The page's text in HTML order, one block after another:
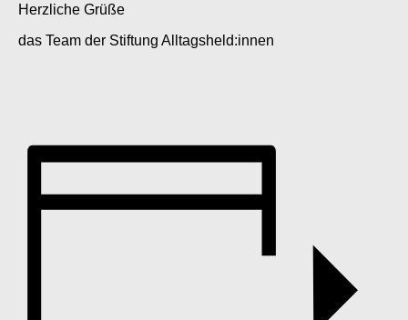
Herzliche Grüße
das Team der Stiftung Alltagsheld:innen